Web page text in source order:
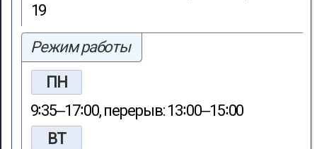
19
Режим работы
ПН
9∶35‒17∶00, перерыв: 13∶00‒15∶00
ВТ